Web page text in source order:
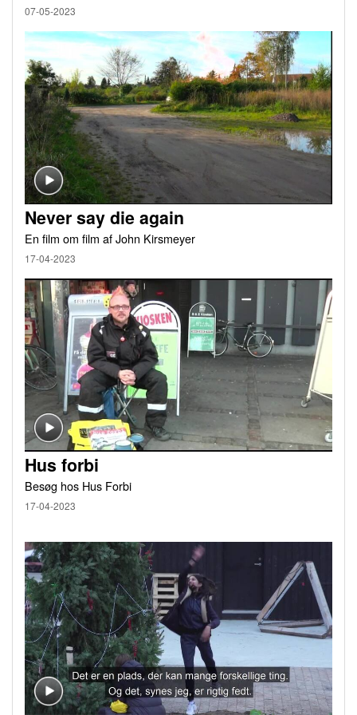
07-05-2023
Never say die again
En film om film af John Kirsmeyer
17-04-2023
Hus forbi
Besøg hos Hus Forbi
17-04-2023